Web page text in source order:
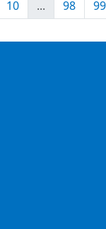
10 ... 98 99